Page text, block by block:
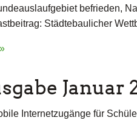
befrieden,
Städtebaulicher
Januar
Internetzugänge für